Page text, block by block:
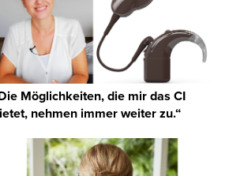
Möglichkeiten, die mir das CI
nehmen immer weiter zu.“